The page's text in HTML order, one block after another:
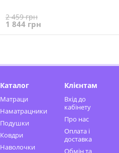
2 459 грн
1 844 грн
Каталог
Матраци
Наматрацники
Подушки
Ковдри
Наволочки
Клієнтам
Вхід до
кабінету
Про нас
Оплата і
доставка
Обмін та